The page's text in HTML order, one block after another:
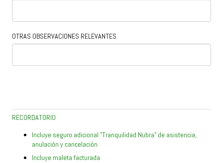
OTRAS OBSERVACIONES RELEVANTES
RECORDATORIO
Incluye seguro adicional "Tranquilidad Nubra" de asistencia,
anulación y cancelación
Incluye maleta facturada